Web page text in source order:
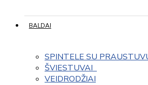
BALDAI
SPINTELE SU
ŠVIESTUVAI
VEIDRODŽIAI